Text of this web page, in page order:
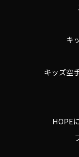
キ
キッズ空
HOPE